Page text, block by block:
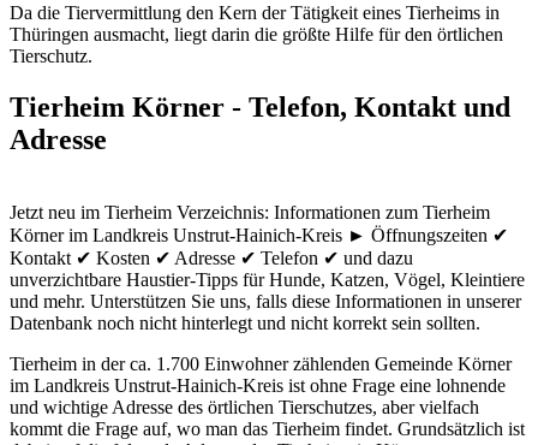
Da die Tiervermittlung den Kern der Tätigkeit eines Tierheims in
Thüringen ausmacht, liegt darin die größte Hilfe für den örtlichen
Tierschutz.
Tierheim Körner - Telefon, Kontakt und
Adresse
Jetzt neu im Tierheim Verzeichnis: Informationen zum Tierheim
Körner im Landkreis Unstrut-Hainich-Kreis ► Öffnungszeiten ✔
Kontakt ✔ Kosten ✔ Adresse ✔ Telefon ✔ und dazu
unverzichtbare Haustier-Tipps für Hunde, Katzen, Vögel, Kleintiere
und mehr. Unterstützen Sie uns, falls diese Informationen in unserer
Datenbank noch nicht hinterlegt und nicht korrekt sein sollten.
Tierheim in der ca. 1.700 Einwohner zählenden Gemeinde Körner
im Landkreis Unstrut-Hainich-Kreis ist ohne Frage eine lohnende
und wichtige Adresse des örtlichen Tierschutzes, aber vielfach
kommt die Frage auf, wo man das Tierheim findet. Grundsätzlich ist